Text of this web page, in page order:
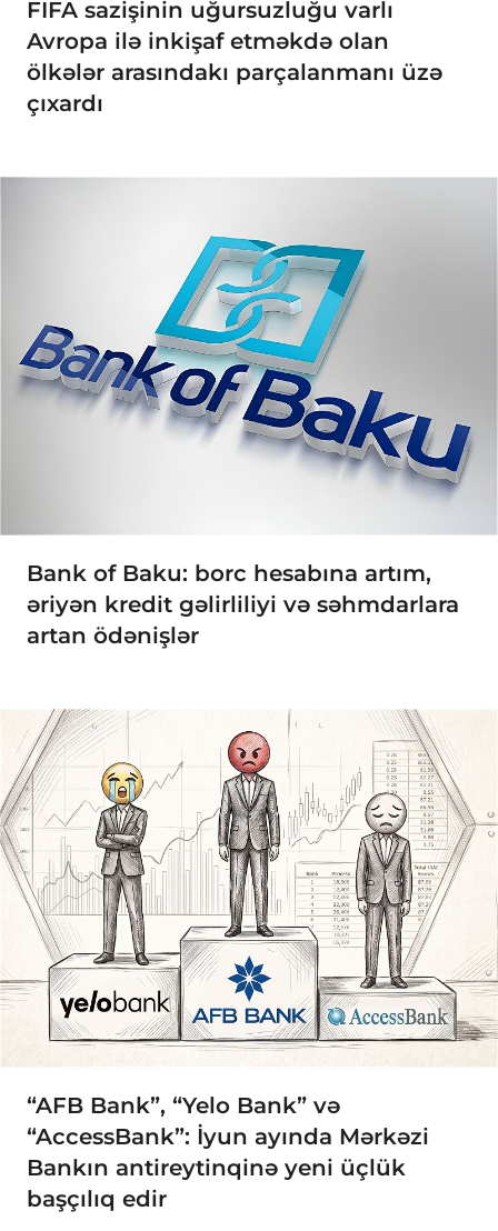
FIFA sazişinin uğursuzluğu varlı
Avropa ilə inkişaf etməkdə olan
ölkələr arasındakı parçalanmanı üzə
çıxardı
Bank of Baku: borc hesabına artım,
əriyən kredit gəlirliliyi və səhmdarlara
artan ödənişlər
“AFB Bank”, “Yelo Bank” və
“AccessBank”: İyun ayında Mərkəzi
Bankın antireytinqinə yeni üçlük
başçılıq edir